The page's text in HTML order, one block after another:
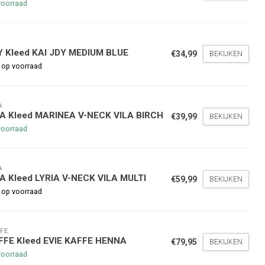
Kleed KAI JDY MEDIUM BLUE
voorraad
€34,99 BEKIJKEN
Kleed MARINEA V-NECK VILA BIRCH €39,99 BEKIJKEN
Kleed LYRIA V-NECK VILA MULTI
voorraad
€59,99 BEKIJKEN
Kleed EVIE KAFFE HENNA €79,95 BEKIJKEN
bestelling
te blijven over onze
Inschrijven
van €45,00